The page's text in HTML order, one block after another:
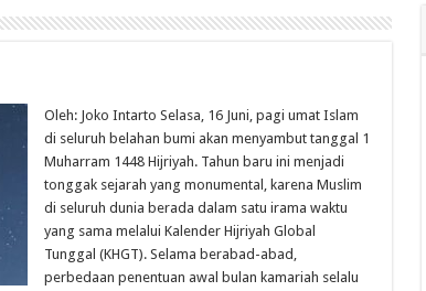
Oleh: Joko Intarto Selasa, 16 Juni, pagi umat Islam
di seluruh belahan bumi akan menyambut tanggal 1
Muharram 1448 Hijriyah. Tahun baru ini menjadi
tonggak sejarah yang monumental, karena Muslim
di seluruh dunia berada dalam satu irama waktu
yang sama melalui Kalender Hijriyah Global
Tunggal (KHGT). Selama berabad-abad,
perbedaan penentuan awal bulan kamariah selalu